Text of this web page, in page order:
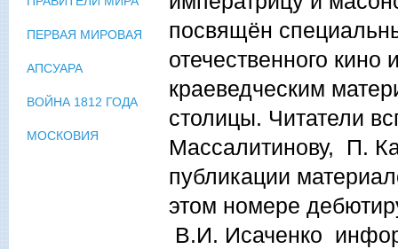
посвящён
отечественного
краеведческим
столицы. Читатели
Массалитинову, П.
публикации
этом номере
В.И. Исаченко
ПЕРВАЯ МИРОВАЯ
АПСУАРА
ВОЙНА 1812 ГОДА
МОСКОВИЯ